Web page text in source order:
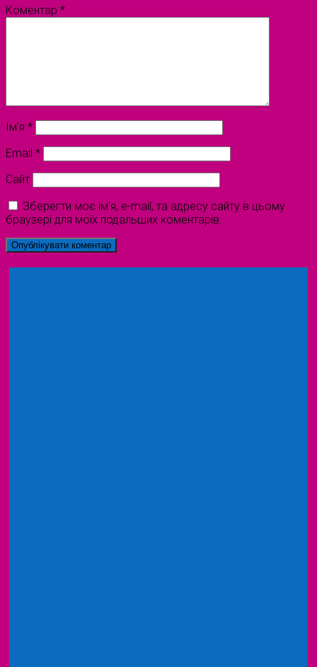
Коментар *
Ім'я *
Email *
Сайт
Зберегти моє ім'я, e-mail, та адресу сайту в цьому
браузері для моїх подальших коментарів.